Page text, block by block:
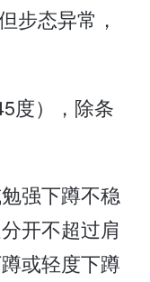
步态异常，
度），除条
强下蹲不稳
开不超过肩
或轻度下蹲